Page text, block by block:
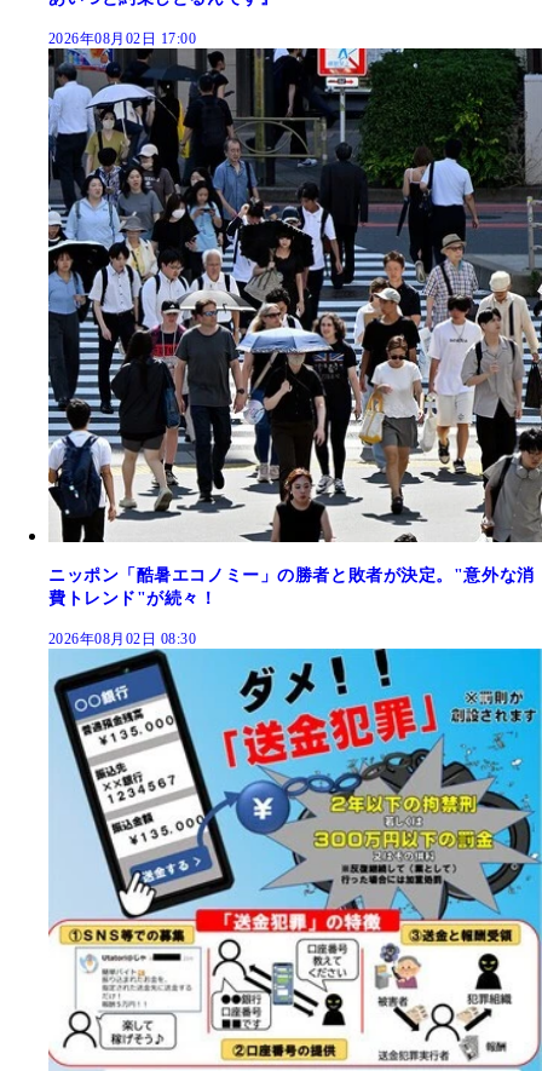
2026年08月02日 17:00
ニッポン「酷暑エコノミー」の勝者と敗者が決定。"意外な消
費トレンド"が続々！
2026年08月02日 08:30